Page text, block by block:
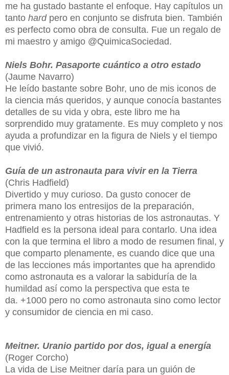
me ha gustado bastante el enfoque. Hay capítulos un
tanto hardpero en conjunto se disfruta bien. También
es perfecto como obra de consulta. Fue un regalo de
mi maestro y amigo @QuimicaSociedad.
Niels Bohr. Pasaporte cuántico a otro estado
(Jaume Navarro)
He leído bastante sobre Bohr, uno de mis iconos de
la ciencia más queridos, y aunque conocía bastantes
detalles de su vida y obra, este libro me ha
sorprendido muy gratamente. Es muy completo y nos
ayuda a profundizar en la figura de Niels y el tiempo
que vivió.
Guía de un astronauta para vivir en la Tierra
(Chris Hadfield)
Divertido y muy curioso. Da gusto conocer de
primera mano los entresijos de la preparación,
entrenamiento y otras historias de los astronautas. Y
Hadfield es la persona ideal para contarlo. Una idea
con la que termina el libro a modo de resumen final, y
que comparto plenamente, es cuando dice que una
de las lecciones más importantes que ha aprendido
como astronauta es a valorar la sabiduría de la
humildad así como la perspectiva que esta te
da. +1000 pero no como astronauta sino como lector
y consumidor de ciencia en mi caso.
Meitner. Uranio partido por dos, igual a energía
(Roger Corcho)
La vida de Lise Meitner daría para un guión de